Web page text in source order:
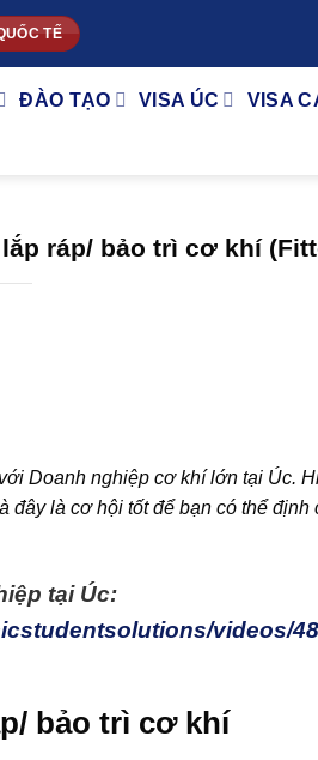
TẾ
ĐÀO TẠO VISA ÚC VISA
ráp/ bảo trì cơ khí
Doanh nghiệp cơ khí lớn tại Úc.
đây là cơ hội tốt để bạn có thể
tại Úc:
videos/
bảo trì cơ khí